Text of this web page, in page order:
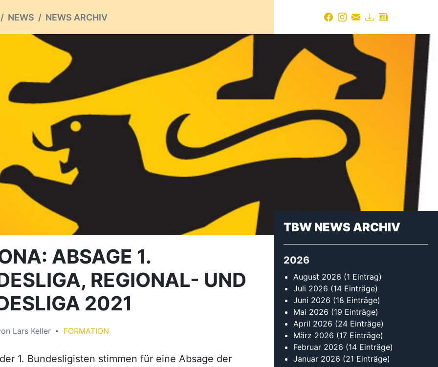
NEWS NEWS ARCHIV
ABSAGE 1.
REGIONAL- UND
2021
Lars Keller FORMATION
1. Bundesligisten stimmen für eine Absage der
TBW NEWS ARCHIV
2026
August 2026 (1 Eintrag)
Juli 2026 (14 Einträge)
Juni 2026 (18 Einträge)
Mai 2026 (19 Einträge)
April 2026 (24 Einträge)
März 2026 (17 Einträge)
Februar 2026 (14 Einträge)
Januar 2026 (21 Einträge)